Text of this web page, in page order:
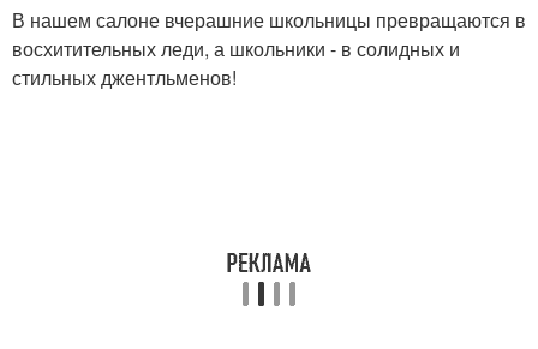
В нашем салоне вчерашние школьницы превращаются в
восхитительных леди, а школьники - в солидных и
стильных джентльменов!